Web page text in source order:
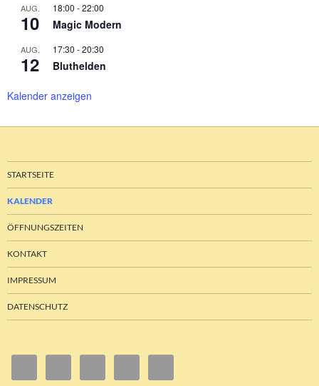
AUG.
10
18:00 -22:00
Magic Modern
AUG.
12
17:30 -20:30
Bluthelden
Kalender anzeigen
STARTSEITE
KALENDER
ÖFFNUNGSZEITEN
KONTAKT
IMPRESSUM
DATENSCHUTZ